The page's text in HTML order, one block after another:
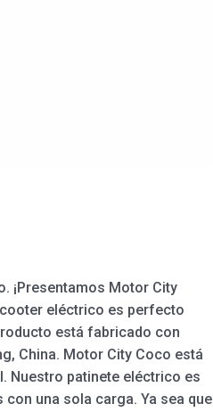
¡Presentamos Motor City
eléctrico es perfecto
está fabricado con
China. Motor City Coco está
Nuestro patinete eléctrico es
una sola carga. Ya sea que